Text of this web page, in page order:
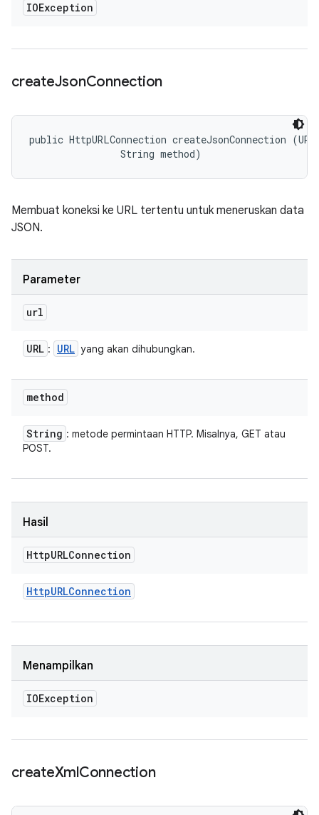
IOException
createJsonConnection
public HttpURLConnection createJsonConnection
                String method)
Membuat koneksi ke URL tertentu untuk meneruskan data
JSON.
Parameter
url
URL : URL yang akan dihubungkan.
method
String : metode permintaan HTTP. Misalnya, GET atau
POST.
Hasil
HttpURLConnection
HttpURLConnection
Menampilkan
IOException
createXmlConnection